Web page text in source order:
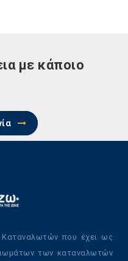
με κάποιο
Καταναλωτών που έχει ως
των καταναλωτών